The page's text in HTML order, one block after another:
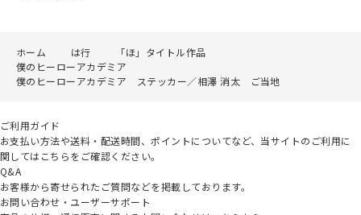
ホーム は行
「ほ」タイトル作品
僕のヒーローアカデミア
僕のヒーローアカデミア ステッカー／相澤 消太 ご当地
ご利用ガイド
お支払い方法や送料・配送時間、ポイントについてなど、当サイトのご利用に
関してはこちらをご確認ください。
Q&A
お客様から寄せられたご質問などを掲載しております。
お問い合わせ・ユーザーサポート